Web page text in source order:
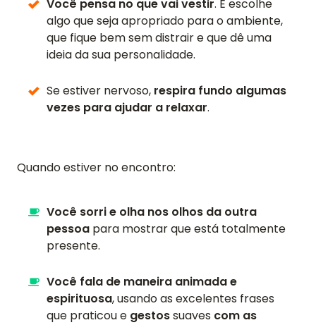
Você pensa no que vai vestir. E escolhe
algo que seja apropriado para o ambiente,
que fique bem sem distrair e que dê uma
ideia da sua personalidade.
Se estiver nervoso, respira fundo algumas
vezes para ajudar a relaxar.
Quando estiver no encontro:
Você sorri e olha nos olhos da outra
pessoa para mostrar que está totalmente
presente.
Você fala de maneira animada e
espirituosa, usando as excelentes frases
que praticou e gestossuaves com as